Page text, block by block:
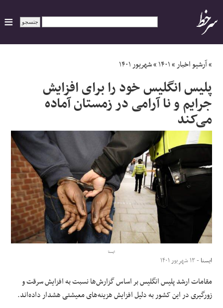
ایران
سیاسی
اقتصاد
ورزشی
جهان
علوم و فن آوری
مقالات
»آرشیو اخبار»۱۴۰۱»شهریور ۱۴۰۱
پلیس انگلیس خود را برای افزایش
جرایم و نا آرامی در زمستان آماده
می‌کند
ایسنا
ایسنا - ۱۳ شهریور ۱۴۰۱
مقامات ارشد پلیس انگلیس بر اساس گزارش‌ها نسبت به افزایش سرقت و
زورگیری در این کشور به دلیل افزایش هزینه‌های معیشتی هشدار داده‌اند.